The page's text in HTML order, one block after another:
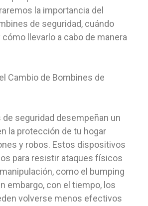
la importancia del
de seguridad, cuándo
llevarlo a cabo de manera
Cambio de Bombines de
seguridad desempeñan un
la protección de tu hogar
y robos. Estos dispositivos
para resistir ataques físicos
como el bumping
embargo, con el tiempo, los
volverse menos efectivos